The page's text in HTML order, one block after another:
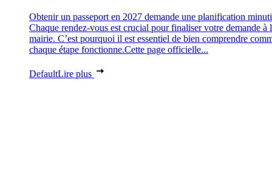
Obtenir un passeport en 2027 demande une planification
Chaque rendez-vous est crucial pour finaliser votre demande à
mairie. C’est pourquoi il est essentiel de bien comprendre
chaque étape fonctionne.Cette page officielle...
DefaultLire plus